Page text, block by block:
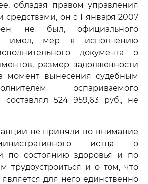
обладая правом управления
средствами, он с 1 января 2007
не был, официального
имел, мер к исполнению
документа о
размер задолженности
момент вынесения судебным
оспариваемого
составлял 524 959,63 руб., не
не приняли во внимание
истца о
по состоянию здоровья и по
трудоустроиться и о том, что
является для него единственно